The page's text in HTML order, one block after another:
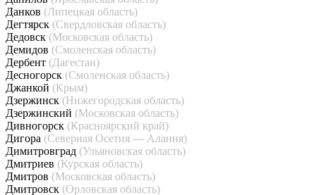
Данков (Липецкая область)
Дегтярск (Свердловская область)
Дедовск (Московская область)
Демидов (Смоленская область)
Дербент (Дагестан)
Десногорск (Смоленская область)
Джанкой (Крым)
Дзержинск (Нижегородская область)
Дзержинский (Московская область)
Дивногорск (Красноярский край)
Дигора (Северная Осетия — Алания)
Димитровград (Ульяновская область)
Дмитриев (Курская область)
Дмитров (Московская область)
Дмитровск (Орловская область)